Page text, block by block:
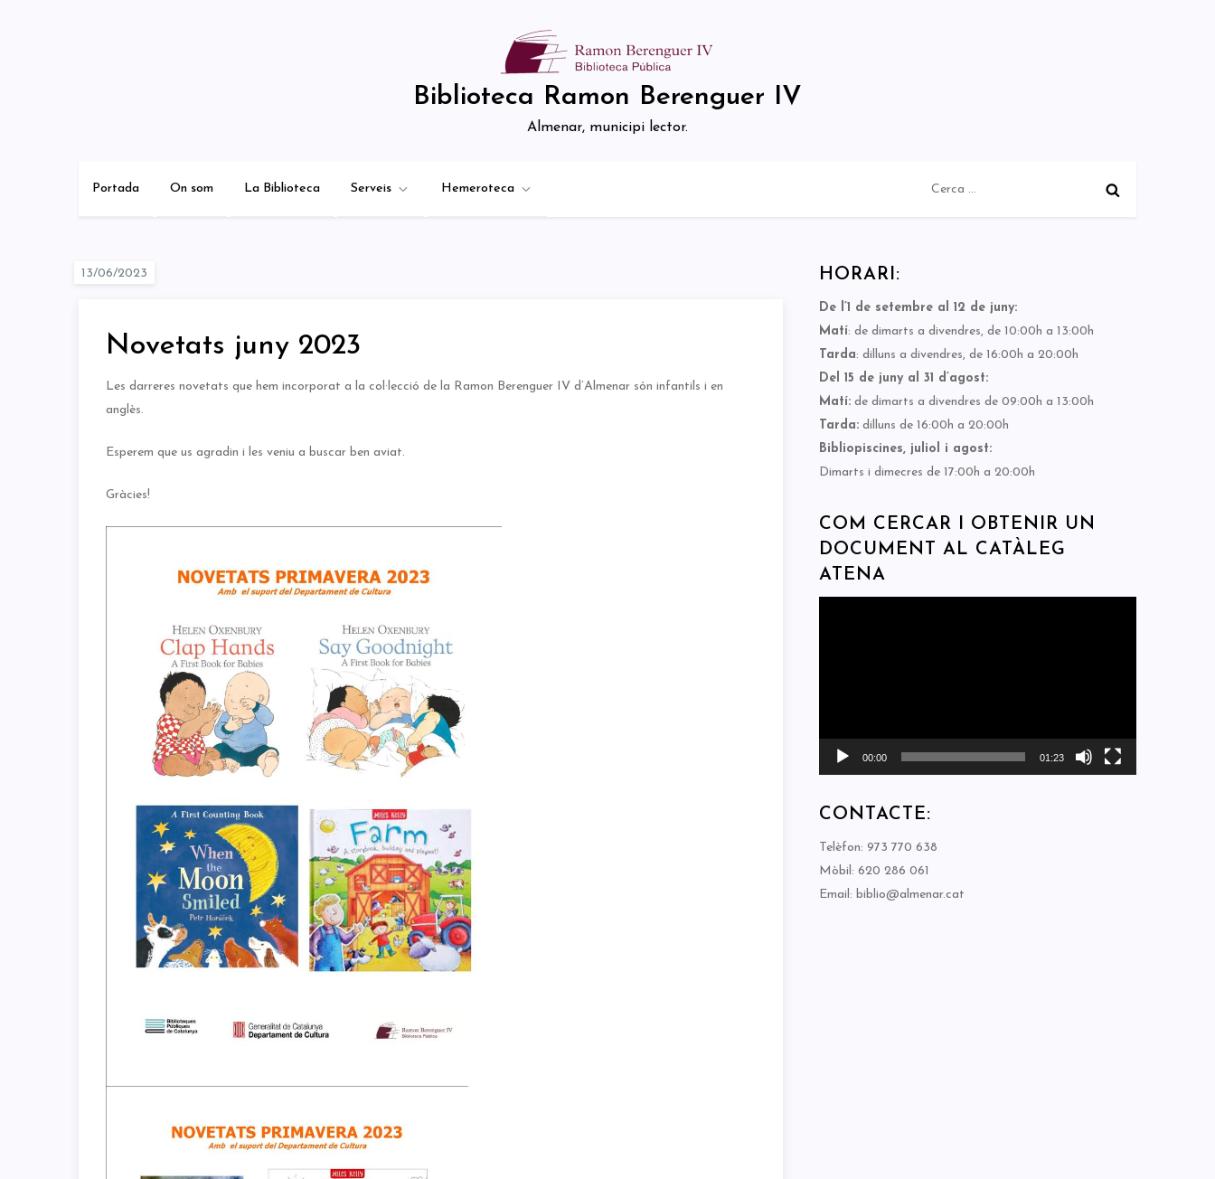
Biblioteca Ramon Berenguer IV
Almenar, municipi lector.
Portada On som La Biblioteca Serveis Hemeroteca
Novetats juny 2023
Les darreres novetats que hem incorporat a la col·lecció de la Ramon Berenguer IV d’Almenar són infantils i en
anglès.
Esperem que us agradin i les veniu a buscar ben aviat.
Gràcies!
HORARI:
De l’1 de setembre al 12 de juny:
Matí: de dimarts a divendres, de 10:00h a 13:00h
Tarda: dilluns a divendres, de 16:00h a 20:00h
Del 15 de juny al 31 d’agost:
Matí: de dimarts a divendres de 09:00h a 13:00h
Tarda: dilluns de 16:00h a 20:00h
Bibliopiscines, juliol i agost:
Dimarts i dimecres de 17:00h a 20:00h
COM CERCAR I OBTENIR UN
DOCUMENT AL CATÀLEG
ATENA
00:00 01:23
CONTACTE:
Telèfon: 973 770 638
Mòbil: 620 286 061
Email: biblio@almenar.cat